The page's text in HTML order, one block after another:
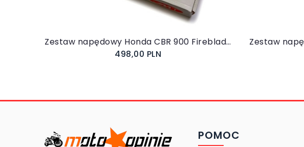
Zestaw napędowy Honda CBR 900 Fireblade 2000-2003 (JMT złoty, JT)
498,00 PLN
POMOC